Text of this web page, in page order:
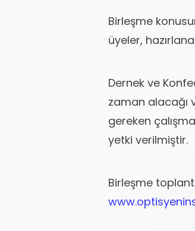
Birleşme
üyeler,
Dernek ve
zaman alacağı
gereken
yetki verilmiştir.
Birleşme